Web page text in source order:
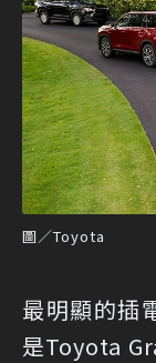
圖／Toyota
最明顯的插
是Toyota